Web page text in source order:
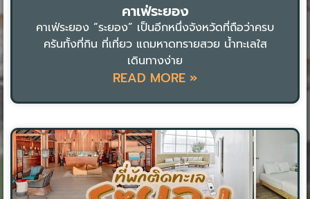
คาเฟ่ระยอง
คาเฟ่ระยอง “ระยอง” เป็นอีกหนึ่งจังหวัดที่ถือว่าครบ
ครันทั้งที่กิน ที่เที่ยว แถมหาดทรายสวย น้ำทะเลใส
เดินทางง่าย
READ MORE »